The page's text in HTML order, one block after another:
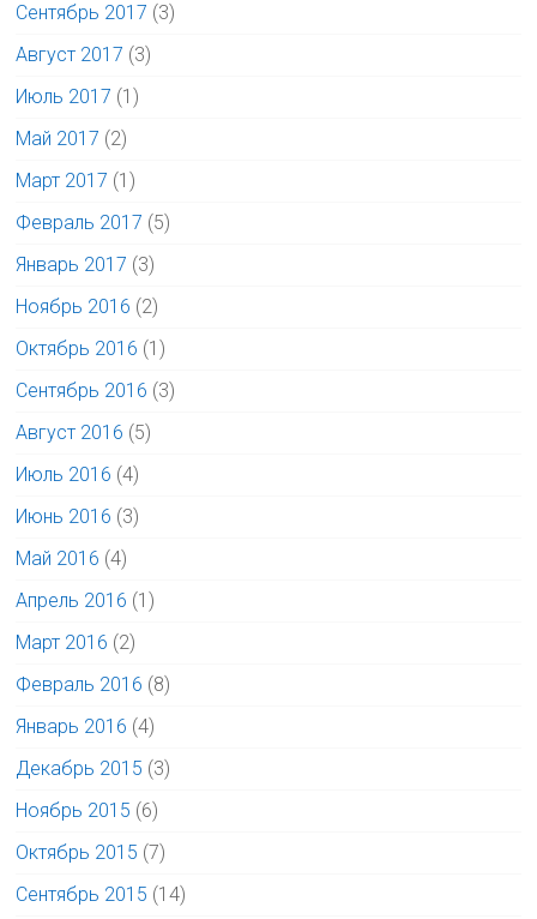
Сентябрь 2017 (3)
Август 2017 (3)
Июль 2017 (1)
Май 2017 (2)
Март 2017 (1)
Февраль 2017 (5)
Январь 2017 (3)
Ноябрь 2016 (2)
Октябрь 2016 (1)
Сентябрь 2016 (3)
Август 2016 (5)
Июль 2016 (4)
Июнь 2016 (3)
Май 2016 (4)
Апрель 2016 (1)
Март 2016 (2)
Февраль 2016 (8)
Январь 2016 (4)
Декабрь 2015 (3)
Ноябрь 2015 (6)
Октябрь 2015 (7)
Сентябрь 2015 (14)